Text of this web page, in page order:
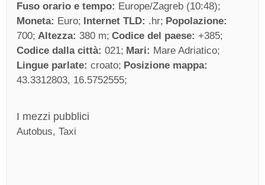
Fuso orario e tempo: Europe/Zagreb (10:48)
Moneta: Euro Internet TLD: .hr Popolazione:
700 Altezza: 380 m Codice del paese: +385
Codice dalla città: 021 Mari: Mare Adriatico
Lingue parlate: croato Posizione mappa:
43.3312803, 16.5752555
I mezzi pubblici
Autobus, Taxi